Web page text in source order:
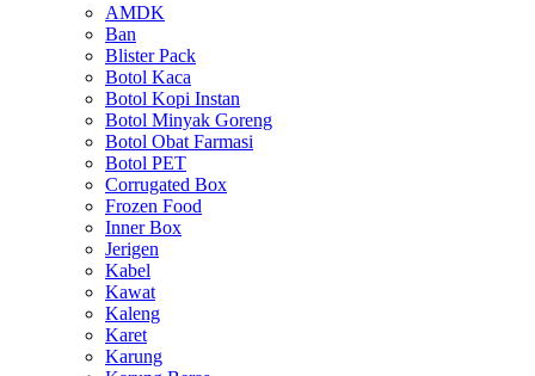
AMDK
Ban
Blister Pack
Botol Kaca
Botol Kopi Instan
Botol Minyak Goreng
Botol Obat Farmasi
Botol PET
Corrugated Box
Frozen Food
Inner Box
Jerigen
Kabel
Kawat
Kaleng
Karet
Karung